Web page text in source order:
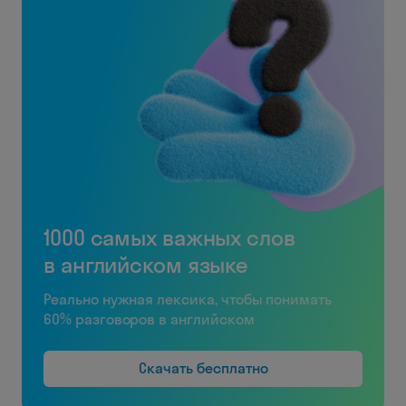
1000 самых важных слов
в английском языке
Реально нужная лексика, чтобы понимать
60% разговоров в английском
Скачать бесплатно